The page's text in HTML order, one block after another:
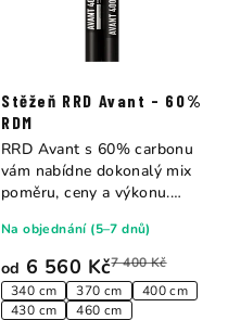
Stěžeň RRD Avant - 60%
RDM
od 6 560 Kč7 400 Kč
340 cm 370 cm
400 cm
430 cm
460 cm
Na objednání (5–7 dnů)
RRD Avant s 60% carbonu
vám nabídne dokonalý mix
poměru, ceny a výkonu.